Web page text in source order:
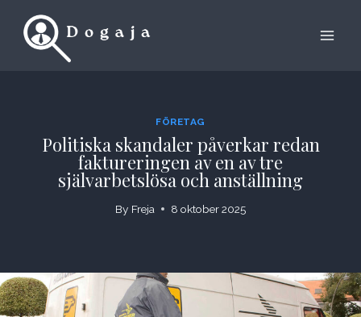
FÖRETAG
Politiska skandaler påverkar redan
faktureringen av en av tre
självarbetslösa och anställning
By Freja 8 oktober 2025